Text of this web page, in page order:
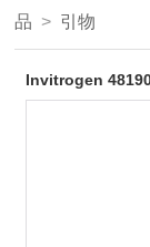
品 > 引物